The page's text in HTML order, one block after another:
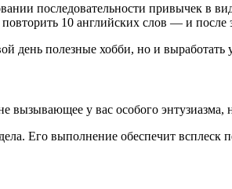
последовательности привычек в
10 английских слов — и после
день полезные хобби, но и выработать
вызывающее у вас особого энтузиазма,
Его выполнение обеспечит